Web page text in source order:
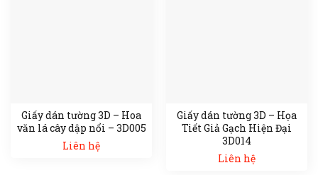
Giấy dán tường 3D – Hoa
văn lá cây dập nổi – 3D005
Liên hệ
Giấy dán tường 3D – Họa
Tiết Giả Gạch Hiện Đại
3D014
Liên hệ